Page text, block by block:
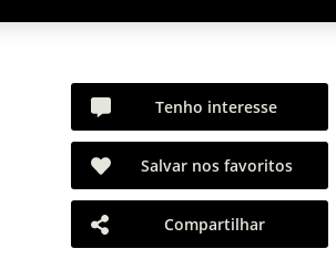
Tenho interesse
Salvar nos favoritos
Compartilhar